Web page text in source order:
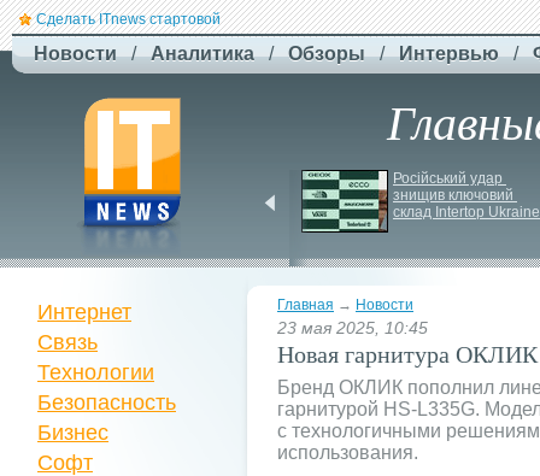
Сделать ITnews стартовой
Новости / Аналитика / Обзоры / Интервью /
Charger - ефективна
автомобільна зарядка
вашої станції
Російський удар
знищив ключовий
склад Intertop Ukraine
Главная → Новости
23 мая 2025, 10:45
Новая гарнитура
Бренд ОКЛИК пополнил
гарнитурой HS-L335G.
с технологичными
использования.
Интернет
Связь
Технологии
Безопасность
Бизнес
Софт